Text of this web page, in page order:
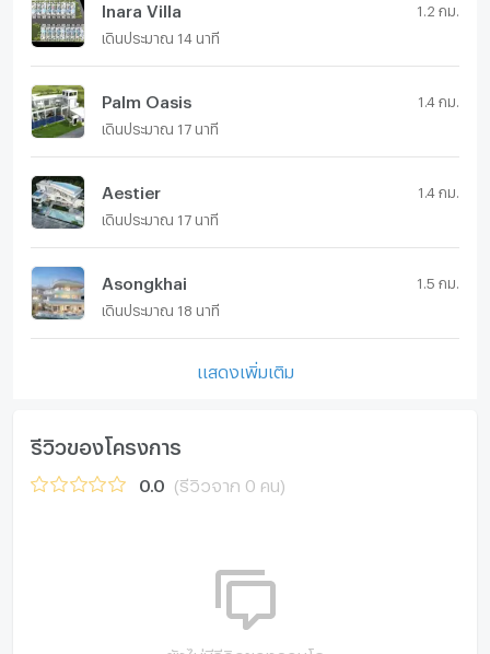
Inara Villa 1.2 กม.
เดินประมาณ 14 นาที
Palm Oasis 1.4 กม.
เดินประมาณ 17 นาที
Aestier 1.4 กม.
เดินประมาณ 17 นาที
Asongkhai 1.5 กม.
เดินประมาณ 18 นาที
แสดงเพิ่มเติม
รีวิวของโครงการ
0.0 (รีวิวจาก 0 คน)